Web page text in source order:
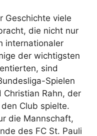
Geschichte viele
die nicht nur
internationaler
der wichtigsten
sind
Spielen
Rahn, der
Club spielte.
die Mannschaft,
des FC St. Pauli